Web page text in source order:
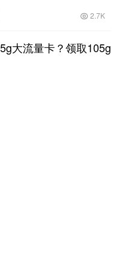
2.7K
大流量卡？领取105g